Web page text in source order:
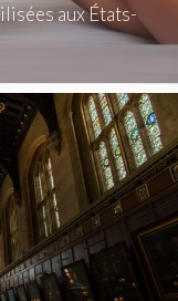
aux États-